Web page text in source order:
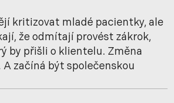
kritizovat mladé pacientky, ale
že odmítají provést zákrok,
by přišli o klientelu. Změna
začíná být společenskou